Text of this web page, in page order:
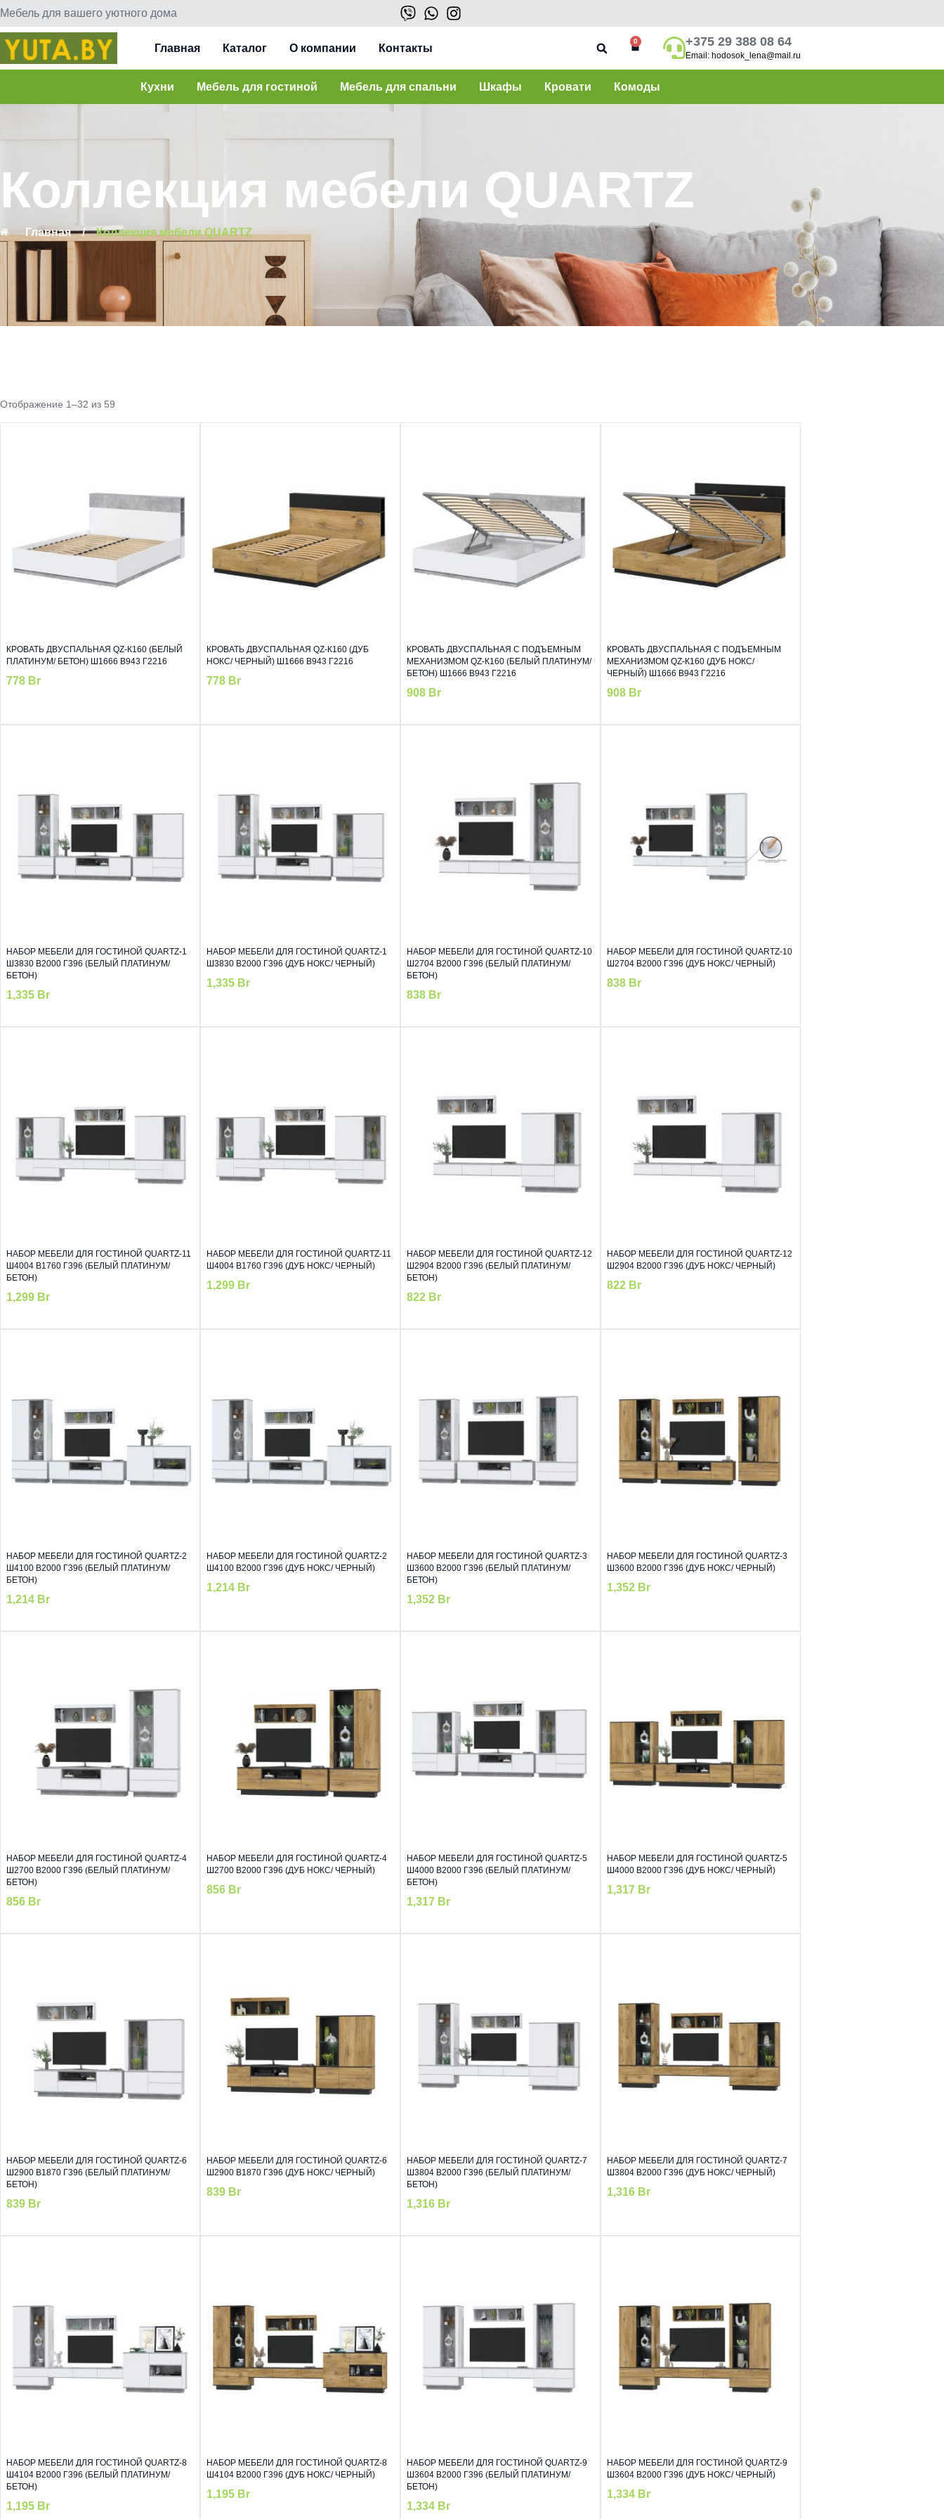
Мебель для вашего уютного дома
Главная Каталог О компании Контакты
0 +375 29 388 08 64
Email: hodosok_lena@mail.ru
Кухни Мебель для гостиной Мебель для спальни Шкафы Кровати Комоды
Коллекция мебели QUARTZ
Главная / Коллекция мебели QUARTZ
Отображение 1–32 из 59
КРОВАТЬ ДВУСПАЛЬНАЯ QZ-К160 (БЕЛЫЙ
ПЛАТИНУМ/ БЕТОН) Ш1666 В943 Г2216
778 Br
КРОВАТЬ ДВУСПАЛЬНАЯ QZ-К160 (ДУБ
НОКС/ ЧЕРНЫЙ) Ш1666 В943 Г2216
778 Br
КРОВАТЬ ДВУСПАЛЬНАЯ С ПОДЪЕМНЫМ
МЕХАНИЗМОМ QZ-К160 (БЕЛЫЙ ПЛАТИНУМ/
БЕТОН) Ш1666 В943 Г2216
908 Br
КРОВАТЬ ДВУСПАЛЬНАЯ С ПОДЪЕМНЫМ
МЕХАНИЗМОМ QZ-К160 (ДУБ НОКС/
ЧЕРНЫЙ) Ш1666 В943 Г2216
908 Br
НАБОР МЕБЕЛИ ДЛЯ ГОСТИНОЙ QUARTZ-1
Ш3830 В2000 Г396 (БЕЛЫЙ ПЛАТИНУМ/
БЕТОН)
1,335 Br
НАБОР МЕБЕЛИ ДЛЯ ГОСТИНОЙ QUARTZ-1
Ш3830 В2000 Г396 (ДУБ НОКС/ ЧЕРНЫЙ)
1,335 Br
НАБОР МЕБЕЛИ ДЛЯ ГОСТИНОЙ QUARTZ-10
Ш2704 В2000 Г396 (БЕЛЫЙ ПЛАТИНУМ/
БЕТОН)
838 Br
НАБОР МЕБЕЛИ ДЛЯ ГОСТИНОЙ QUARTZ-10
Ш2704 В2000 Г396 (ДУБ НОКС/ ЧЕРНЫЙ)
838 Br
НАБОР МЕБЕЛИ ДЛЯ ГОСТИНОЙ QUARTZ-11
Ш4004 В1760 Г396 (БЕЛЫЙ ПЛАТИНУМ/
БЕТОН)
1,299 Br
НАБОР МЕБЕЛИ ДЛЯ ГОСТИНОЙ QUARTZ-11
Ш4004 В1760 Г396 (ДУБ НОКС/ ЧЕРНЫЙ)
1,299 Br
НАБОР МЕБЕЛИ ДЛЯ ГОСТИНОЙ QUARTZ-12
Ш2904 В2000 Г396 (БЕЛЫЙ ПЛАТИНУМ/
БЕТОН)
822 Br
НАБОР МЕБЕЛИ ДЛЯ ГОСТИНОЙ QUARTZ-12
Ш2904 В2000 Г396 (ДУБ НОКС/ ЧЕРНЫЙ)
822 Br
НАБОР МЕБЕЛИ ДЛЯ ГОСТИНОЙ QUARTZ-2
Ш4100 В2000 Г396 (БЕЛЫЙ ПЛАТИНУМ/
БЕТОН)
1,214 Br
НАБОР МЕБЕЛИ ДЛЯ ГОСТИНОЙ QUARTZ-2
Ш4100 В2000 Г396 (ДУБ НОКС/ ЧЕРНЫЙ)
1,214 Br
НАБОР МЕБЕЛИ ДЛЯ ГОСТИНОЙ QUARTZ-3
Ш3600 В2000 Г396 (БЕЛЫЙ ПЛАТИНУМ/
БЕТОН)
1,352 Br
НАБОР МЕБЕЛИ ДЛЯ ГОСТИНОЙ QUARTZ-3
Ш3600 В2000 Г396 (ДУБ НОКС/ ЧЕРНЫЙ)
1,352 Br
НАБОР МЕБЕЛИ ДЛЯ ГОСТИНОЙ QUARTZ-4
Ш2700 В2000 Г396 (БЕЛЫЙ ПЛАТИНУМ/
БЕТОН)
856 Br
НАБОР МЕБЕЛИ ДЛЯ ГОСТИНОЙ QUARTZ-4
Ш2700 В2000 Г396 (ДУБ НОКС/ ЧЕРНЫЙ)
856 Br
НАБОР МЕБЕЛИ ДЛЯ ГОСТИНОЙ QUARTZ-5
Ш4000 В2000 Г396 (БЕЛЫЙ ПЛАТИНУМ/
БЕТОН)
1,317 Br
НАБОР МЕБЕЛИ ДЛЯ ГОСТИНОЙ QUARTZ-5
Ш4000 В2000 Г396 (ДУБ НОКС/ ЧЕРНЫЙ)
1,317 Br
НАБОР МЕБЕЛИ ДЛЯ ГОСТИНОЙ QUARTZ-6
Ш2900 В1870 Г396 (БЕЛЫЙ ПЛАТИНУМ/
БЕТОН)
839 Br
НАБОР МЕБЕЛИ ДЛЯ ГОСТИНОЙ QUARTZ-6
Ш2900 В1870 Г396 (ДУБ НОКС/ ЧЕРНЫЙ)
839 Br
НАБОР МЕБЕЛИ ДЛЯ ГОСТИНОЙ QUARTZ-7
Ш3804 В2000 Г396 (БЕЛЫЙ ПЛАТИНУМ/
БЕТОН)
1,316 Br
НАБОР МЕБЕЛИ ДЛЯ ГОСТИНОЙ QUARTZ-7
Ш3804 В2000 Г396 (ДУБ НОКС/ ЧЕРНЫЙ)
1,316 Br
НАБОР МЕБЕЛИ ДЛЯ ГОСТИНОЙ QUARTZ-8
Ш4104 В2000 Г396 (БЕЛЫЙ ПЛАТИНУМ/
БЕТОН)
1,195 Br
НАБОР МЕБЕЛИ ДЛЯ ГОСТИНОЙ QUARTZ-8
Ш4104 В2000 Г396 (ДУБ НОКС/ ЧЕРНЫЙ)
1,195 Br
НАБОР МЕБЕЛИ ДЛЯ ГОСТИНОЙ QUARTZ-9
Ш3604 В2000 Г396 (БЕЛЫЙ ПЛАТИНУМ/
БЕТОН)
1,334 Br
НАБОР МЕБЕЛИ ДЛЯ ГОСТИНОЙ QUARTZ-9
Ш3604 В2000 Г396 (ДУБ НОКС/ ЧЕРНЫЙ)
1,334 Br